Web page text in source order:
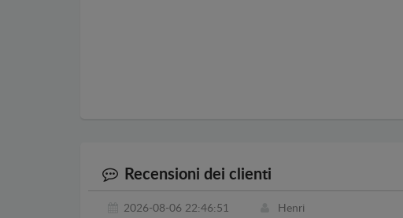
Recensioni dei clienti
2026-08-06 22:46:51 Henri